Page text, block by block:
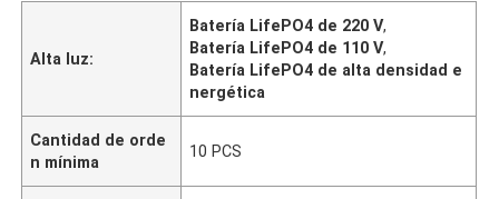
Alta luz:
Batería LifePO4 de 220 V,
Batería LifePO4 de 110 V,
Batería LifePO4 de alta densidad e
nergética
Cantidad de orde
n mínima
10 PCS